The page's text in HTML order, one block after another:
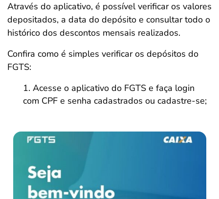
Através do aplicativo, é possível verificar os valores
depositados, a data do depósito e consultar todo o
histórico dos descontos mensais realizados.
Confira como é simples verificar os depósitos do
FGTS:
Acesse o aplicativo do FGTS e faça login
com CPF e senha cadastrados ou cadastre-se;